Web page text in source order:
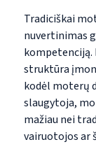
Tradiciškai
nuvertinimas
kompetenciją.
struktūra
kodėl moterų
slaugytoja,
mažiau nei
vairuotojos ar